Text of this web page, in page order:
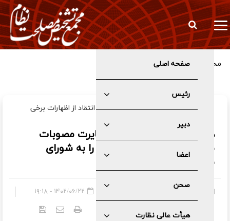
صفحه اصلی
رئیس
دبیر
اعضا
صحن
هیأت عالی نظارت
مخبر: تعرض به زیرساخت‌های ما بنای هژمونی شما را نابود می‌کند
رئیس مجمع تشخیص مصلحت نظام با انتقاد از اظهارات برخی
هیئت عالی نظارت، فقط مغایرت مصوبات
مجلس با سیاست های کلی را به شورای
نگهبان منعکس می کند
صفحه اصلی
۱۴۰۲/۰۶/۲۲ - ۱۹:۱۸
کد خبر:
۵۱۴۴